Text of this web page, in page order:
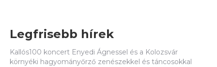
Legfrisebb hírek
Kallós100 koncert Enyedi Ágnessel és a Kolozsvár
környéki hagyományőrző zenészekkel és táncosokkal